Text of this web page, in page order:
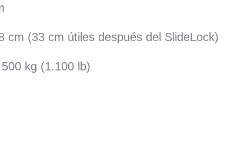
cm (33 cm útiles después del SlideLock)
kg (1.100 lb)